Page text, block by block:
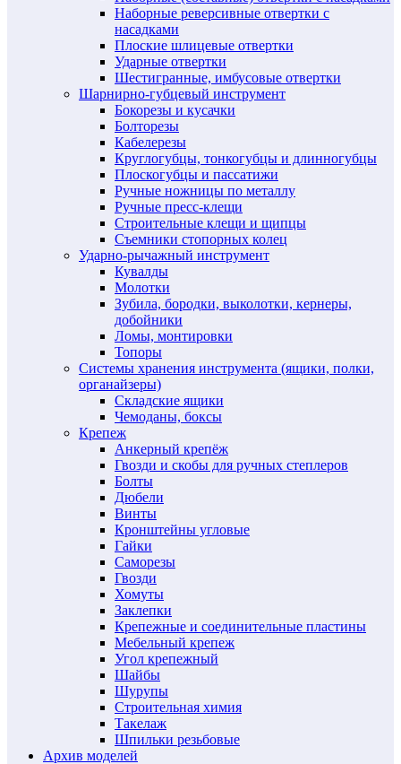
Наборные реверсивные отвертки с
насадками
Плоские шлицевые отвертки
Ударные отвертки
Шестигранные, имбусовые отвертки
Шарнирно-губцевый инструмент
Бокорезы и кусачки
Болторезы
Кабелерезы
Круглогубцы, тонкогубцы и длинногубцы
Плоскогубцы и пассатижи
Ручные ножницы по металлу
Ручные пресс-клещи
Строительные клещи и щипцы
Съемники стопорных колец
Ударно-рычажный инструмент
Кувалды
Молотки
Зубила, бородки, выколотки, кернеры,
добойники
Ломы, монтировки
Топоры
Системы хранения инструмента (ящики, полки,
органайзеры)
Складские ящики
Чемоданы, боксы
Крепеж
Анкерный крепёж
Гвозди и скобы для ручных степлеров
Болты
Дюбели
Винты
Кронштейны угловые
Гайки
Саморезы
Гвозди
Хомуты
Заклепки
Крепежные и соединительные пластины
Мебельный крепеж
Угол крепежный
Шайбы
Шурупы
Строительная химия
Такелаж
Шпильки резьбовые
Архив моделей